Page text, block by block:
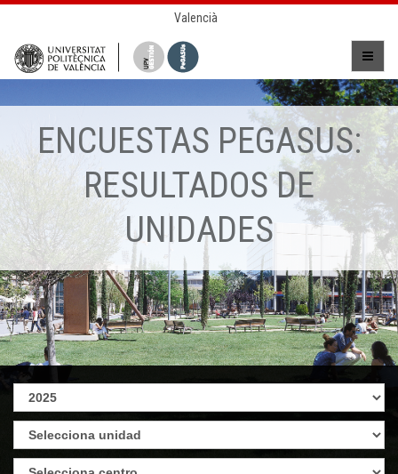
Valencià
ENCUESTAS PEGASUS:
RESULTADOS DE
UNIDADES